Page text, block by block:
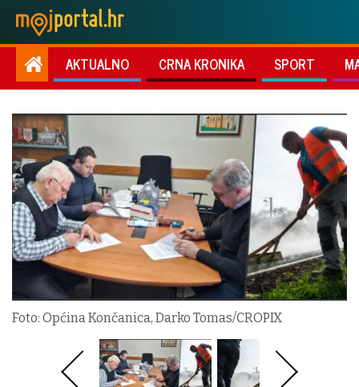
AKTUALNO CRNA KRONIKA SPORT
Foto: Općina Končanica, Darko Tomas/CROPIX